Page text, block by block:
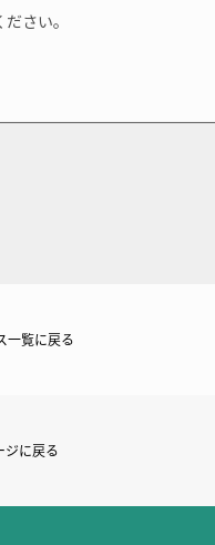
さい。
一覧に戻る
ジに戻る